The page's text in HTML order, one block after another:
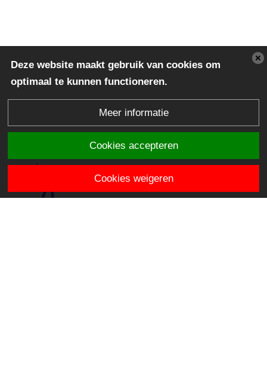
Deze website maakt gebruik van cookies om
optimaal te kunnen functioneren.
Meer informatie
Cookies accepteren
Cookies weigeren